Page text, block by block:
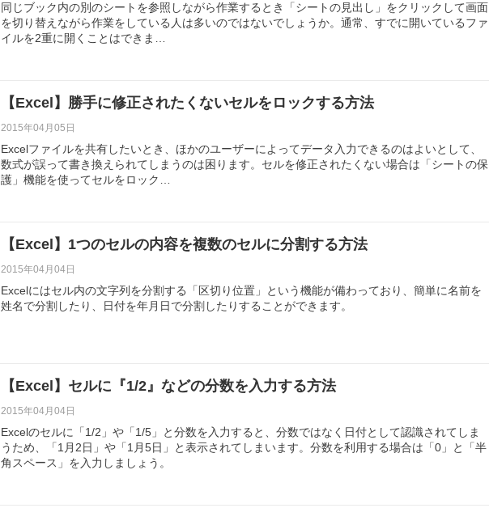
同じブック内の別のシートを参照しながら作業するとき「シートの見出し」をクリックして画面
を切り替えながら作業をしている人は多いのではないでしょうか。通常、すでに開いているファ
イルを2重に開くことはできま…
【Excel】勝手に修正されたくないセルをロックする方法
2015年04月05日
Excelファイルを共有したいとき、ほかのユーザーによってデータ入力できるのはよいとして、
数式が誤って書き換えられてしまうのは困ります。セルを修正されたくない場合は「シートの保
護」機能を使ってセルをロック…
【Excel】1つのセルの内容を複数のセルに分割する方法
2015年04月04日
Excelにはセル内の文字列を分割する「区切り位置」という機能が備わっており、簡単に名前を
姓名で分割したり、日付を年月日で分割したりすることができます。
【Excel】セルに『1/2』などの分数を入力する方法
2015年04月04日
Excelのセルに「1/2」や「1/5」と分数を入力すると、分数ではなく日付として認識されてしま
うため、「1月2日」や「1月5日」と表示されてしまいます。分数を利用する場合は「0」と「半
角スペース」を入力しましょう。